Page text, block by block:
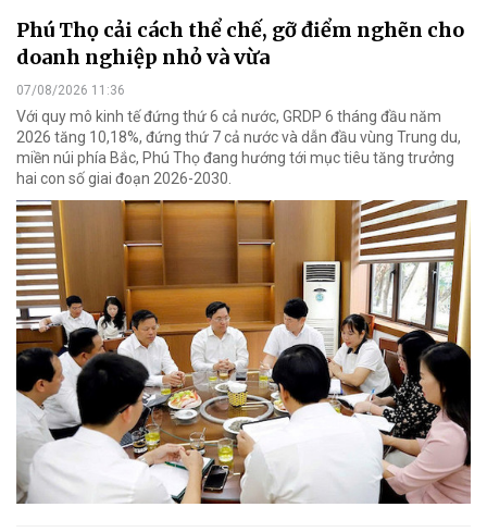
Phú Thọ cải cách thể chế, gỡ điểm nghẽn cho
doanh nghiệp nhỏ và vừa
07/08/2026 11:36
Với quy mô kinh tế đứng thứ 6 cả nước, GRDP 6 tháng đầu năm
2026 tăng 10,18%, đứng thứ 7 cả nước và dẫn đầu vùng Trung du,
miền núi phía Bắc, Phú Thọ đang hướng tới mục tiêu tăng trưởng
hai con số giai đoạn 2026-2030.